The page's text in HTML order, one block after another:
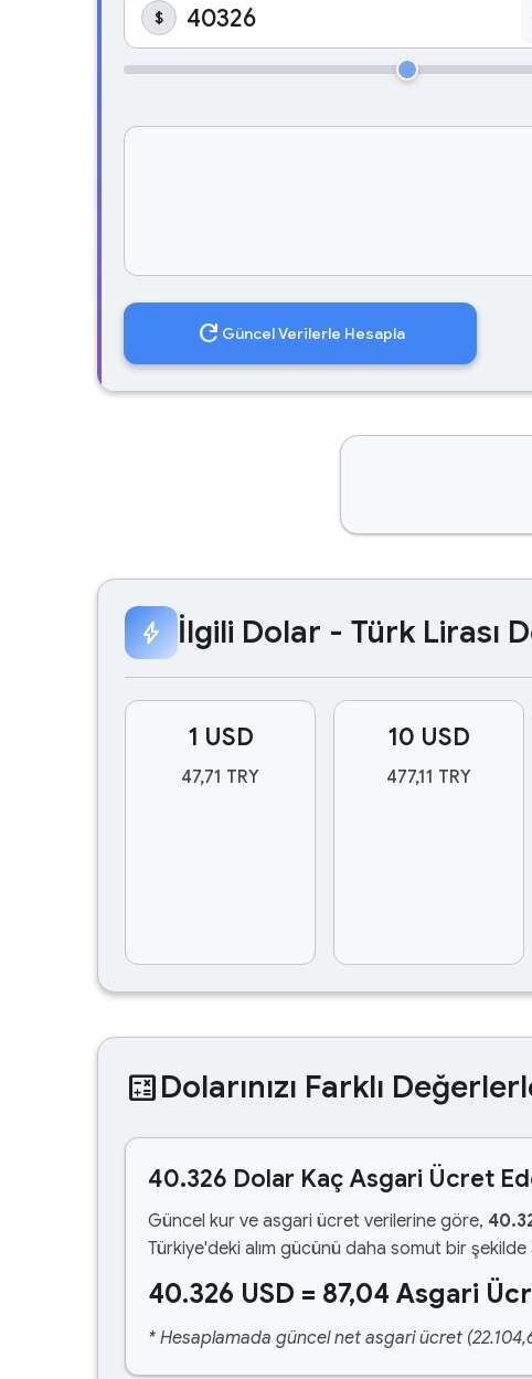
$
refresh Güncel Verilerle Hesapla
bolt İlgili Dolar - Türk Lirası
1 USD
47,71 TRY
10 USD
477,11 TRY
calculateDolarınızı Farklı
40.326 Dolar Kaç Asgari Ücret
Güncel kur ve asgari ücret verilerine göre,
Türkiye'deki alım gücünü daha somut bir şekilde
40.326 USD = 87,04 Asgari
* Hesaplamada güncel net asgari ücret